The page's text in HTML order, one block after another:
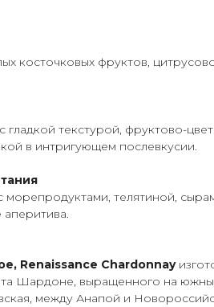
косточковых фруктов,
гладкой текстурой, фруктово-
в интригующем послевкусии.
морепродуктами, телятиной,
аперитива.
Renaissance Chardonnay
Шардоне, выращенного на
между Анапой и